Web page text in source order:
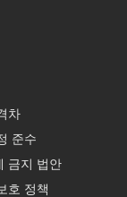
차
준수
금지 법안
호 정책